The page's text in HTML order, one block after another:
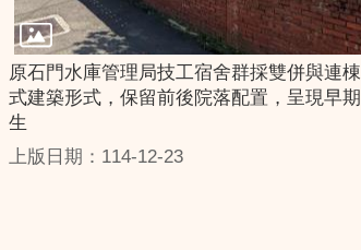
原石門水庫管理局技工宿舍群採雙併與連棟
式建築形式，保留前後院落配置，呈現早期
生
上版日期：114-12-23